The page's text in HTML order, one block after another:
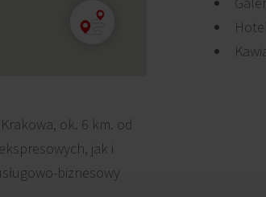
ok. 6 km. od
jak i
biznesowy